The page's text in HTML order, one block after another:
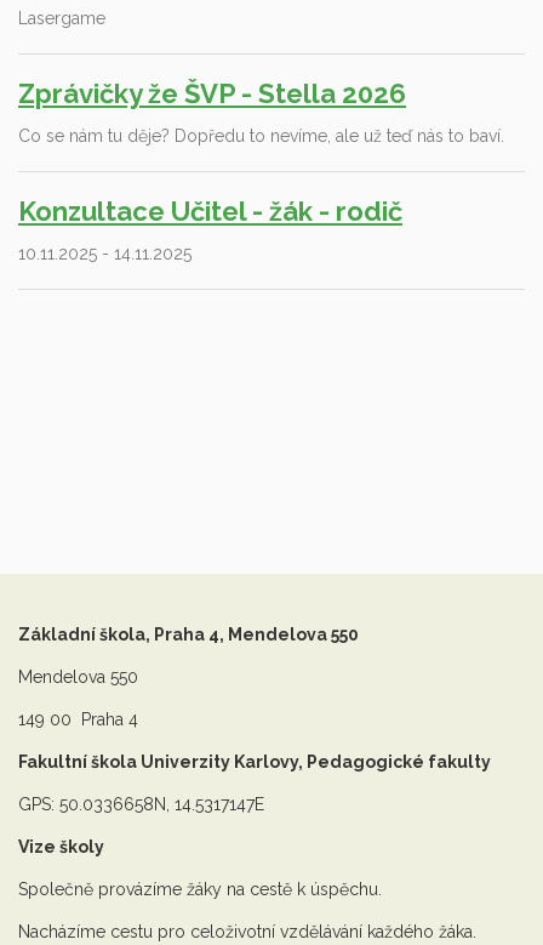
Lasergame
Zprávičky že ŠVP - Stella 2026
Co se nám tu děje? Dopředu to nevíme, ale už teď nás to baví.
Konzultace Učitel - žák - rodič
10.11.2025 - 14.11.2025
Základní škola, Praha 4, Mendelova 550
Mendelova 550
149 00 Praha 4
Fakultní škola Univerzity Karlovy, Pedagogické fakulty
GPS: 50.0336658N, 14.5317147E
Vize školy
Společně provázíme žáky na cestě k úspěchu.
Nacházíme cestu pro celoživotní vzdělávání každého žáka.